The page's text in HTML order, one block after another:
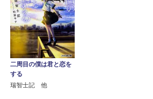
二周目の僕は君と恋を
する
瑞智士記 他